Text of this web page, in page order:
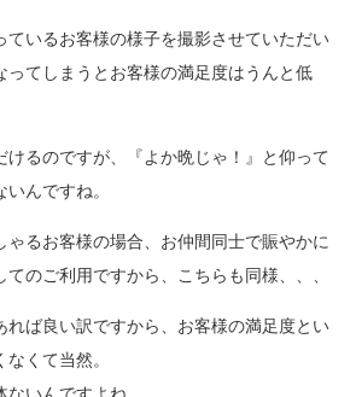
ているお客様の様子を撮影させていただい
ってしまうとお客様の満足度はうんと低
けるのですが、『よか晩じゃ！』と仰って
んですね。
ゃるお客様の場合、お仲間同士で賑やかに
のご利用ですから、こちらも同様、、、
れば良い訳ですから、お客様の満足度とい
くて当然。
いんですよね。